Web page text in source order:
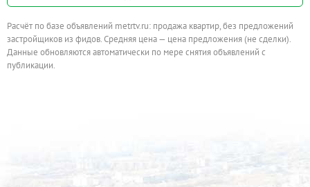
Расчёт по базе объявлений metrtv.ru: продажа квартир, без предложений
застройщиков из фидов. Средняя цена — цена предложения (не сделки).
Данные обновляются автоматически по мере снятия объявлений с
публикации.